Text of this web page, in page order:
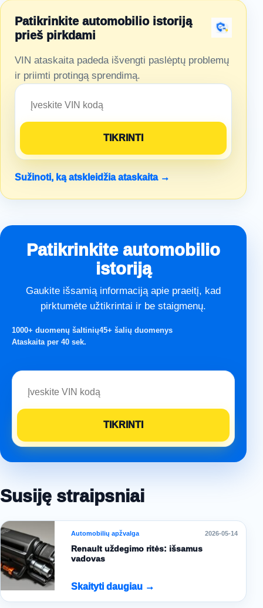
Patikrinkite automobilio istoriją
prieš pirkdami
VIN ataskaita padeda išvengti paslėptų problemų
ir priimti protingą sprendimą.
Sužinoti, ką atskleidžia ataskaita →
Patikrinkite automobilio
istoriją
Gaukite išsamią informaciją apie praeitį, kad
pirktumėte užtikrintai ir be staigmenų.
1000+ duomenų šaltinių45+ šalių duomenys
Ataskaita per 40 sek.
Susiję straipsniai
Automobilių apžvalga 2026-05-14
Renault uždegimo ritės: išsamus
vadovas
Skaityti daugiau →